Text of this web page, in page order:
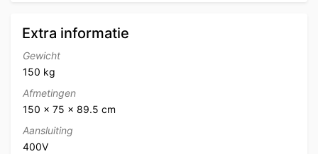
Extra informatie
Gewicht
150 kg
Afmetingen
150 × 75 × 89.5 cm
Aansluiting
400V